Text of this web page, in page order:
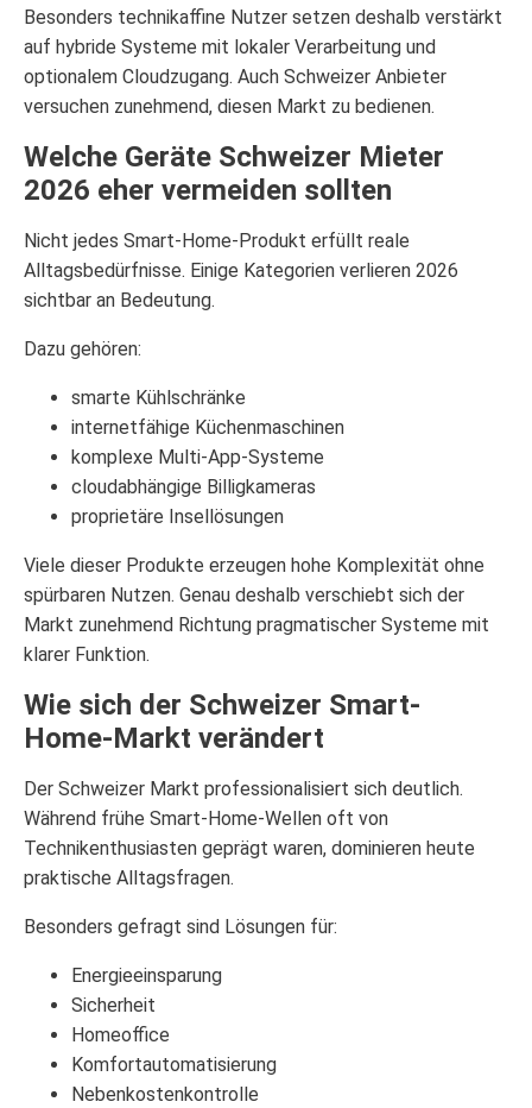
Besonders technikaffine Nutzer setzen deshalb verstärkt
auf hybride Systeme mit lokaler Verarbeitung und
optionalem Cloudzugang. Auch Schweizer Anbieter
versuchen zunehmend, diesen Markt zu bedienen.
Welche Geräte Schweizer Mieter
2026 eher vermeiden sollten
Nicht jedes Smart-Home-Produkt erfüllt reale
Alltagsbedürfnisse. Einige Kategorien verlieren 2026
sichtbar an Bedeutung.
Dazu gehören:
smarte Kühlschränke
internetfähige Küchenmaschinen
komplexe Multi-App-Systeme
cloudabhängige Billigkameras
proprietäre Insellösungen
Viele dieser Produkte erzeugen hohe Komplexität ohne
spürbaren Nutzen. Genau deshalb verschiebt sich der
Markt zunehmend Richtung pragmatischer Systeme mit
klarer Funktion.
Wie sich der Schweizer Smart-
Home-Markt verändert
Der Schweizer Markt professionalisiert sich deutlich.
Während frühe Smart-Home-Wellen oft von
Technikenthusiasten geprägt waren, dominieren heute
praktische Alltagsfragen.
Besonders gefragt sind Lösungen für:
Energieeinsparung
Sicherheit
Homeoffice
Komfortautomatisierung
Nebenkostenkontrolle